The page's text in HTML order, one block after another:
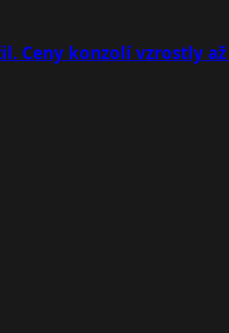
Ceny konzolí vzrostly